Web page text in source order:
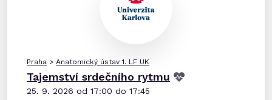
Praha > Anatomický ústav 1. LF UK
Tajemství srdečního rytmu
25. 9. 2026 od 17:00 do 17:45